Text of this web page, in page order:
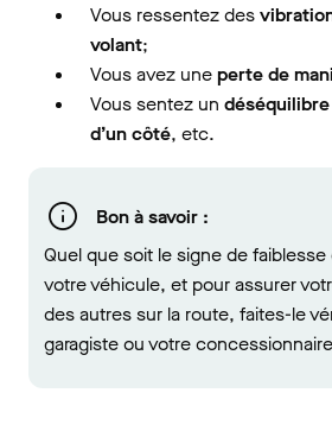
Vous ressentez des
volant;
Vous avez uneperte de
Vous sentez un
d’un côté, etc.
Bon à savoir :
Quel que soit le signe de
votre véhicule, et pour assurer
des autres sur la route, faites-le
garagiste ou votre